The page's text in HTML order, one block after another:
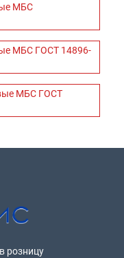
МБС
МБС ГОСТ 14896-
МБС ГОСТ
розницу